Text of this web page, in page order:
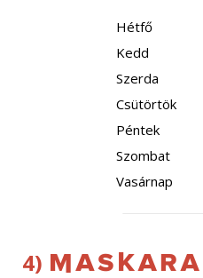
Hétfő
Kedd
Szerda
Csütörtök
Péntek
Szombat
Vasárnap
4)